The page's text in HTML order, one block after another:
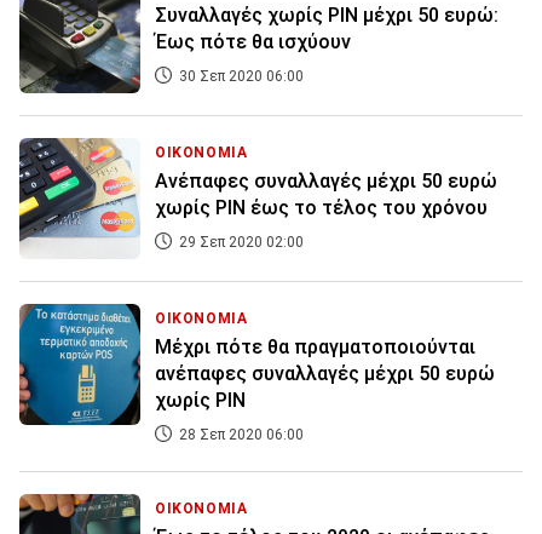
Συναλλαγές χωρίς PIN μέχρι 50 ευρώ:
Έως πότε θα ισχύουν
30 Σεπ 2020 06:00
ΟΙΚΟΝΟΜΙΑ
Ανέπαφες συναλλαγές μέχρι 50 ευρώ
χωρίς PIN έως το τέλος του χρόνου
29 Σεπ 2020 02:00
ΟΙΚΟΝΟΜΙΑ
Μέχρι πότε θα πραγματοποιούνται
ανέπαφες συναλλαγές μέχρι 50 ευρώ
χωρίς PIN
28 Σεπ 2020 06:00
ΟΙΚΟΝΟΜΙΑ